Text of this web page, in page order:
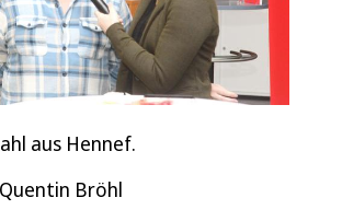
aus Hennef.
Bröhl